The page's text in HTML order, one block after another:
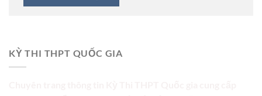
KỲ THI THPT QUỐC GIA